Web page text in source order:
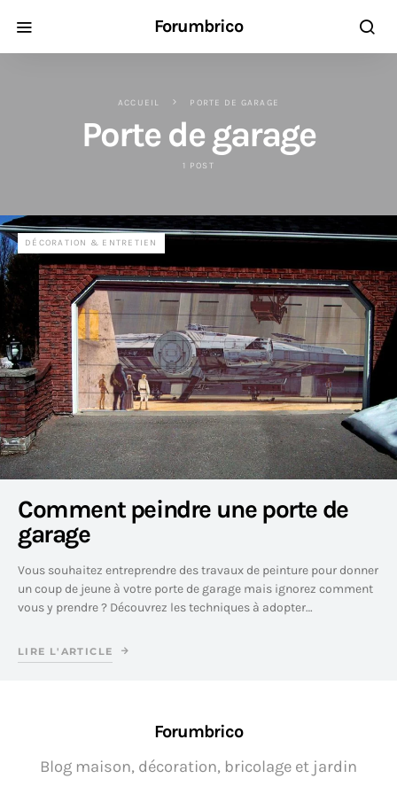
Forumbrico
ACCUEIL PORTE DE GARAGE
Porte de garage
1 POST
DÉCORATION & ENTRETIEN
Comment peindre une porte de
garage
Vous souhaitez entreprendre des travaux de peinture pour donner
un coup de jeune à votre porte de garage mais ignorez comment
vous y prendre ? Découvrez les techniques à adopter…
LIRE L'ARTICLE
Forumbrico
Blog maison, décoration, bricolage et jardin